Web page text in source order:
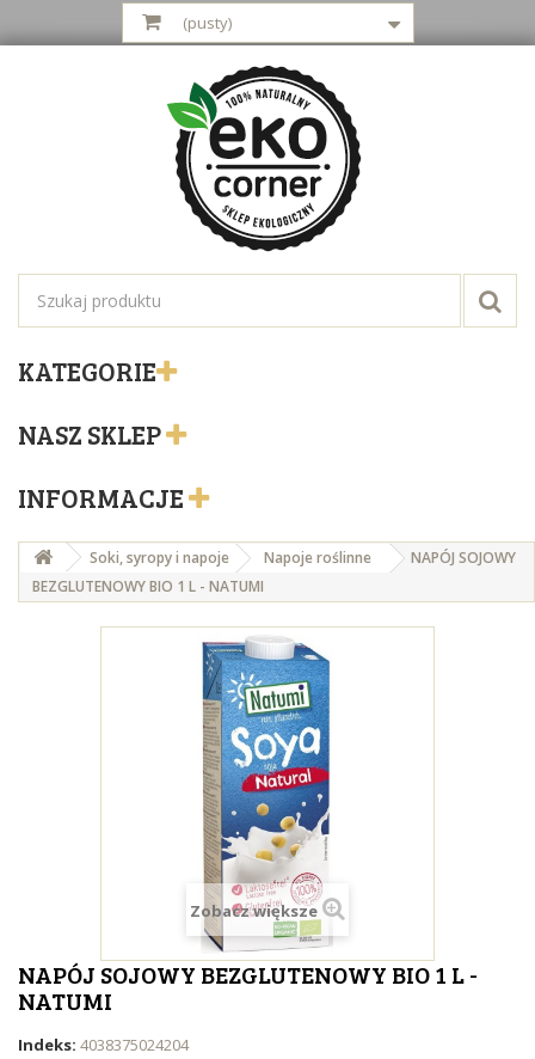
(pusty)
KATEGORIE
NASZ SKLEP
INFORMACJE
Soki, syropy i napoje Napoje roślinne
NAPÓJ SOJOWY
BEZGLUTENOWY BIO 1 L - NATUMI
Zobacz większe
NAPÓJ SOJOWY BEZGLUTENOWY BIO 1 L -
NATUMI
Indeks: 4038375024204